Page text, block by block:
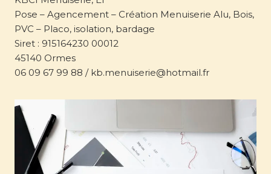
Pose – Agencement – Création Menuiserie Alu, Bois,
PVC – Placo, isolation, bardage
Siret : 915164230 00012
45140 Ormes
06 09 67 99 88 / kb.menuiserie@hotmail.fr